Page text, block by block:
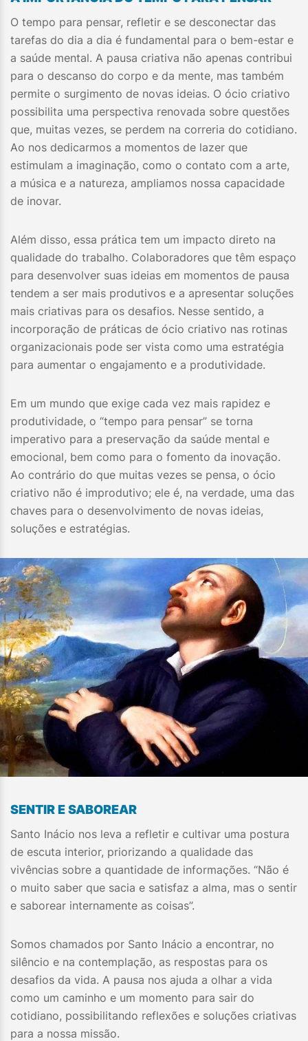
O tempo para pensar, refletir e se desconectar das
tarefas do dia a dia é fundamental para o bem-estar e
a saúde mental. A pausa criativa não apenas contribui
para o descanso do corpo e da mente, mas também
permite o surgimento de novas ideias. O ócio criativo
possibilita uma perspectiva renovada sobre questões
que, muitas vezes, se perdem na correria do cotidiano.
Ao nos dedicarmos a momentos de lazer que
estimulam a imaginação, como o contato com a arte,
a música e a natureza, ampliamos nossa capacidade
de inovar.
Além disso, essa prática tem um impacto direto na
qualidade do trabalho. Colaboradores que têm espaço
para desenvolver suas ideias em momentos de pausa
tendem a ser mais produtivos e a apresentar soluções
mais criativas para os desafios. Nesse sentido, a
incorporação de práticas de ócio criativo nas rotinas
organizacionais pode ser vista como uma estratégia
para aumentar o engajamento e a produtividade.
Em um mundo que exige cada vez mais rapidez e
produtividade, o “tempo para pensar” se torna
imperativo para a preservação da saúde mental e
emocional, bem como para o fomento da inovação.
Ao contrário do que muitas vezes se pensa, o ócio
criativo não é improdutivo; ele é, na verdade, uma das
chaves para o desenvolvimento de novas ideias,
soluções e estratégias.
SENTIR E SABOREAR
Santo Inácio nos leva a refletir e cultivar uma postura
de escuta interior, priorizando a qualidade das
vivências sobre a quantidade de informações. “Não é
o muito saber que sacia e satisfaz a alma, mas o sentir
e saborear internamente as coisas”.
Somos chamados por Santo Inácio a encontrar, no
silêncio e na contemplação, as respostas para os
desafios da vida. A pausa nos ajuda a olhar a vida
como um caminho e um momento para sair do
cotidiano, possibilitando reflexões e soluções criativas
para a nossa missão.